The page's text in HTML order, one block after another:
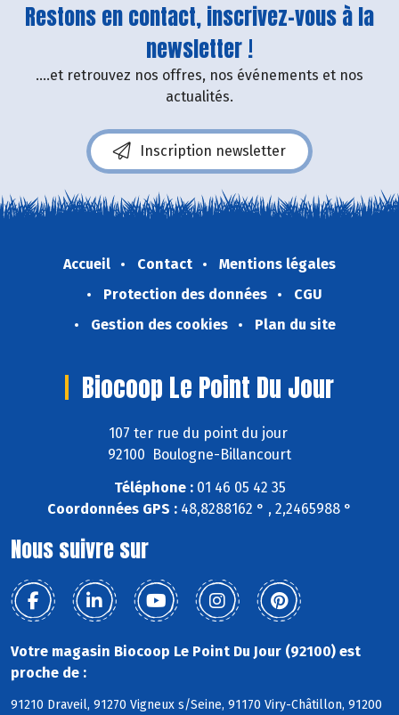
Restons en contact, inscrivez-vous à la
newsletter !
....et retrouvez nos offres, nos événements et nos
actualités.
Inscription newsletter
Accueil Contact
Mentions légales
Protection des données
CGU
Gestion des cookies
Plan du site
Biocoop Le Point Du Jour
107 ter rue du point du jour
92100 Boulogne-Billancourt
Téléphone :01 46 05 42 35
Coordonnées GPS : 48,8288162 ° , 2,2465988 °
Nous suivre sur
Votre magasin Biocoop Le Point Du Jour (92100) est
proche de :
91210 Draveil, 91270 Vigneux s/Seine, 91170 Viry-Châtillon, 91200